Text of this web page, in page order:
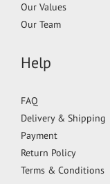
Our Values
Our Team
Help
FAQ
Delivery & Shipping
Payment
Return Policy
Terms & Conditions